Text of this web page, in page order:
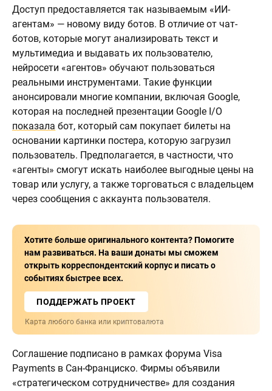
Доступ предоставляется так называемым «ИИ-
агентам» — новому виду ботов. В отличие от чат-
ботов, которые могут анализировать текст и
мультимедиа и выдавать их пользователю,
нейросети «агентов» обучают пользоваться
реальными инструментами. Такие функции
анонсировали многие компании, включая Google,
которая на последней презентации Google I/O
показала бот, который сам покупает билеты на
основании картинки постера, которую загрузил
пользователь. Предполагается, в частности, что
«агенты» смогут искать наиболее выгодные цены на
товар или услугу, а также торговаться с владельцем
через сообщения с аккаунта пользователя.
Хотите больше оригинального контента? Помогите
нам развиваться. На ваши донаты мы сможем
открыть корреспондентский корпус и писать о
событиях быстрее всех.
ПОДДЕРЖАТЬ ПРОЕКТ
Карта любого банка или криптовалюта
Соглашение подписано в рамках форума Visa
Payments в Сан-Франциско. Фирмы объявили
«стратегическом сотрудничестве» для создания